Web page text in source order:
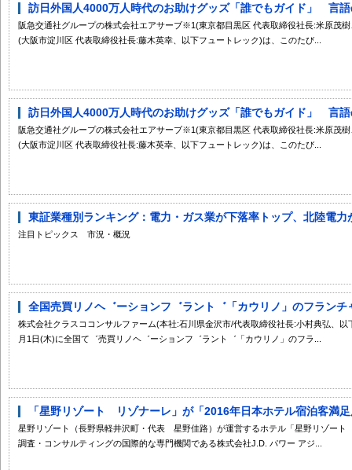
訪日外国人4000万人時代のお助けグッズ「誰でもガイド」 言
阪急交通社グループの株式会社エアサーブ※1(東京都目黒区 代表取締役社長:米原茂
(大阪市淀川区 代表取締役社長:藤木英幸、以下フュートレック)は、このたび...
訪日外国人4000万人時代のお助けグッズ「誰でもガイド」 言
阪急交通社グループの株式会社エアサーブ※1(東京都目黒区 代表取締役社長:米原茂
(大阪市淀川区 代表取締役社長:藤木英幸、以下フュートレック)は、このたび...
東証業種別ランキング：電力・ガス業が下落率トップ、北陸電力
注目トピックス 市況・概況
全国売買リノヘ゛ーションフ゛ラント゛「カウリノ」のフランチ
株式会社クラスココンサルファーム(本社:石川県金沢市/代表取締役社長:小村典弘、
月1日(木)に全国て゛売買リノヘ゛ーションフ゛ラント゛「カウリノ」のフラ...
「星野リゾート リゾナーレ」が「2016年日本ホテル宿泊客満
星野リゾート（長野県軽井沢町・代表 星野佳路）が運営するホテル「星野リゾー
調査・コンサルティングの国際的な専門機関である株式会社J.D. パワー アジ...